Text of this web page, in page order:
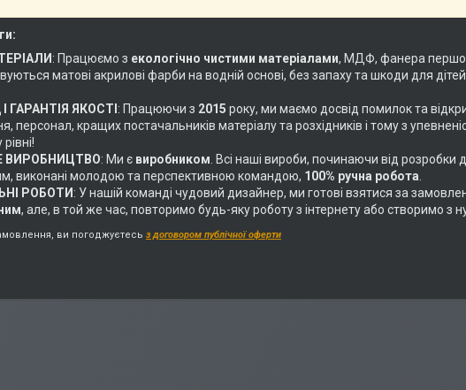
: Працюємо з екологічно чистими матеріалами, МДФ, фанера
матові акрилові фарби на водній основі, без запаху та шкоди для
ГАРАНТІЯ ЯКОСТІ : Працюючи з 2015 року, ми маємо досвід помилок та
персонал, кращих постачальників матеріалу та розхідників і тому з
ВИРОБНИЦТВО: Ми є виробником . Всі наші вироби, починаючи від
виконані молодою та перспективною командою, 100% ручна робота
РОБОТИ : У нашій команді чудовий дизайнер, ми готові взятися за
, але, в той же час, повторимо будь-яку роботу з інтернету або створимо
ви погоджуєтесь з договором публічної оферти